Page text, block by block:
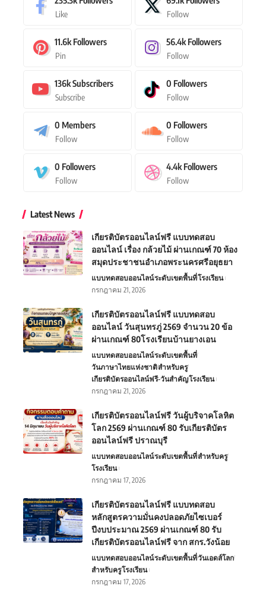
Like Follow
11.6k Followers
Pin
56.4k Followers
Follow
136kSubscribers
Subscribe
0 Followers
Follow
0 Members
Follow
0 Followers
Follow
0 Followers
Follow
4.4k Followers
Follow
Latest News
เกียรติบัตรออนไลน์ฟรี แบบทดสอบ
ออนไลน์ เรื่อง กล้วยไม้ ผ่านเกณฑ์ 70 ห้อง
สมุดประชาชนอำเภอพระนครศรีอยุธยา
แบบทดสอบออนไลน์ระดับเขตพื้นที่โรงเรียน
กรกฎาคม 21, 2026
เกียรติบัตรออนไลน์ฟรี แบบทดสอบ
ออนไลน์ วันสุนทรภู่ 2569 จำนวน 20 ข้อ
ผ่านเกณฑ์ 80โรงเรียนบ้านยางเอน
แบบทดสอบออนไลน์ระดับเขตพื้นที่
วันภาษาไทยแห่งชาติสำหรับครู
เกียรติบัตรออนไลน์ฟรี-วันสำคัญโรงเรียน
กรกฎาคม 21, 2026
เกียรติบัตรออนไลน์ฟรี วันผู้บริจาคโลหิต
โลก 2569 ผ่านเกณฑ์ 80 รับเกียรติบัตร
ออนไลน์ฟรี ปราณบุรี
แบบทดสอบออนไลน์ระดับเขตพื้นที่สำหรับครู
โรงเรียน
กรกฎาคม 17, 2026
เกียรติบัตรออนไลน์ฟรี แบบทดสอบ
หลักสูตรความมั่นคงปลอดภัยไซเบอร์
ปีงบประมาณ 2569 ผ่านเกณฑ์ 80 รับ
เกียรติบัตรออนไลน์ฟรี จาก สกร.วังน้อย
แบบทดสอบออนไลน์ระดับเขตพื้นที่วันเอดส์โลก
สำหรับครูโรงเรียน
กรกฎาคม 17, 2026